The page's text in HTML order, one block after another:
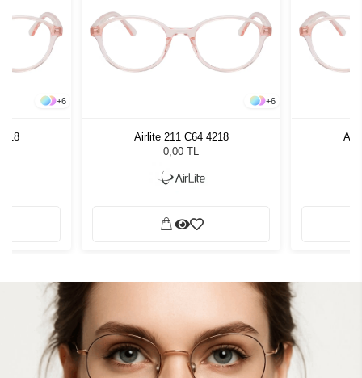
+6 +6
Airlite 211 C64 4218
0,00 TL